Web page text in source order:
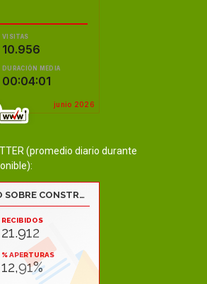
(promedio diario durante